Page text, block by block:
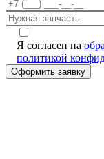
Я согласен на
политикой